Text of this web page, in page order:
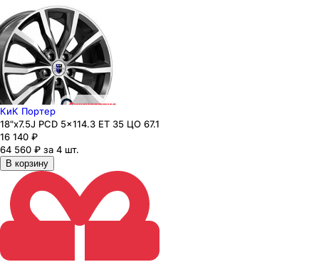
КиК Портер
18"x7.5J PCD 5x114.3 ЕТ 35 ЦО 67.1
16 140 ₽
64 560 ₽ за 4 шт.
В корзину